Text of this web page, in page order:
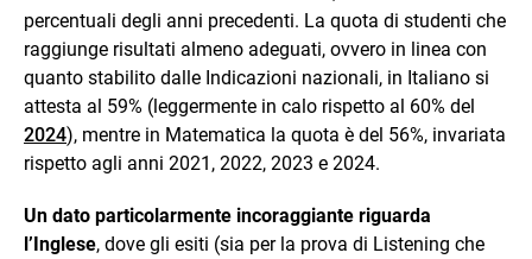
percentuali degli anni precedenti. La quota di studenti che
raggiunge risultati almeno adeguati, ovvero in linea con
quanto stabilito dalle Indicazioni nazionali, in Italiano si
attesta al 59% (leggermente in calo rispetto al 60% del
2024), mentre in Matematica la quota è del 56%, invariata
rispetto agli anni 2021, 2022, 2023 e 2024.
Un dato particolarmente incoraggiante riguarda
l’Inglese, dove gli esiti (sia per la prova di Listening che